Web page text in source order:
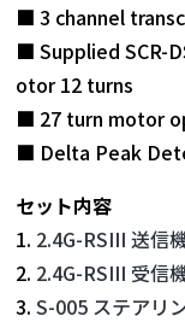
■ 3 channel
■ Supplied SCR-
otor 12 turns
■ 27 turn motor
■ Delta Peak
セット内容
1. 2.4G-RSIII 送信
2. 2.4G-RSIII 受信
3.S-005 ステアリ